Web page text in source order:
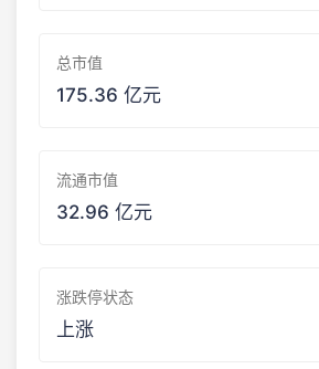
总市值
175.36 亿元
流通市值
32.96 亿元
涨跌停状态
上涨